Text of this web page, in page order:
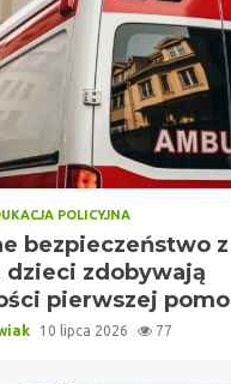
POLICYJNA
bezpieczeństwo z
dzieci zdobywają
pierwszej
10 lipca 2026 77